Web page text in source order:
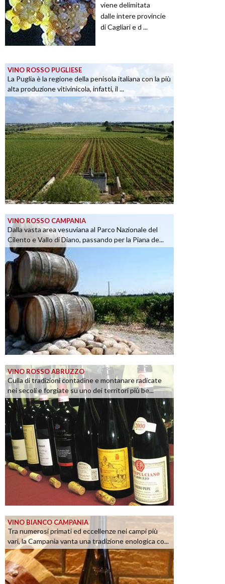
viene delimitata
dalle intere provincie
di Cagliari e d ...
VINO ROSSO PUGLIESE
La Puglia è la regione della penisola italiana con la più
alta produzione vitivinicola, infatti, il ...
VINO ROSSO CAMPANIA
Dalla vasta area vesuviana al Parco Nazionale del
Cilento e Vallo di Diano, passando per la Piana de...
VINO ROSSO ABRUZZO
Culla di tradizioni contadine e montanare radicate
nei secoli e forgiate su uno dei territori più be...
VINO BIANCO CAMPANIA
Tra numerosi primati ed eccellenze nei campi più
vari, la Campania vanta una tradizione enologica co...